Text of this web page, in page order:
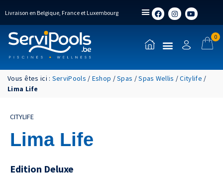
Livraison en Belgique, France et Luxembourg
0
Vous êtes ici : ServiPools / Eshop /Spas /Spas Wellis /Citylife /
Lima Life
CITYLIFE
Lima Life
Edition Deluxe